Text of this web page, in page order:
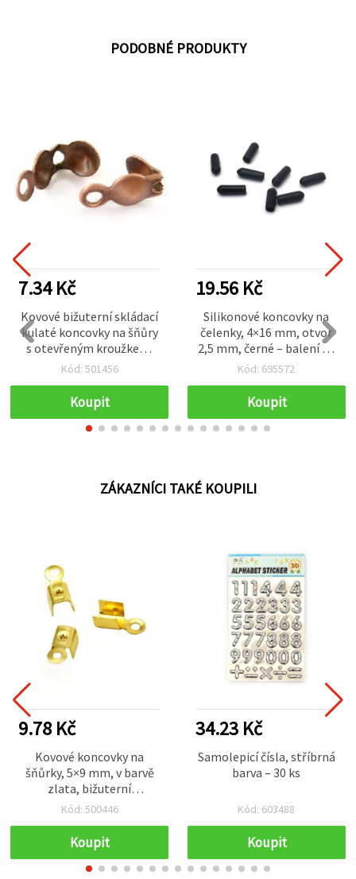
PODOBNÉ PRODUKTY
7.34 Kč
Kovové bižuterní skládací
kulaté koncovky na šňůry
s otevřeným kroužkem,
8×4 mm, měděná barva –
Kód: 501456
Koupit
19.56 Kč
Silikonové koncovky na
čelenky, 4×16 mm, otvor
2,5 mm, černé – balení 20
ks
Kód: 695572
Koupit
ZÁKAZNÍCI TAKÉ KOUPILI
9.78 Kč
Kovové koncovky na
šňůrky, 5×9 mm, v barvě
zlata, bižuterní
komponenty pro výrobu
Kód: 500446
Koupit
34.23 Kč
Samolepicí čísla, stříbrná
barva – 30 ks
Kód: 603488
Koupit